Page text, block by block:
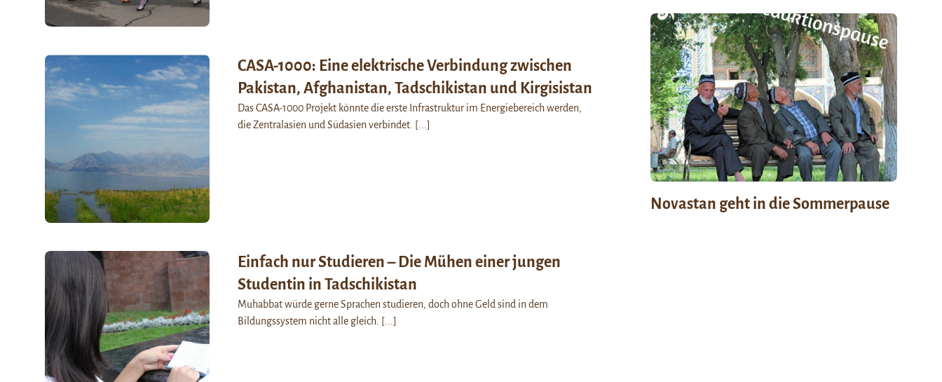
CASA-1000: Eine elektrische Verbindung zwischen
Pakistan, Afghanistan, Tadschikistan und Kirgisistan
Das CASA-1000 Projekt könnte die erste Infrastruktur im Energiebereich werden,
die Zentralasien und Südasien verbindet. [...]
Einfach nur Studieren – Die Mühen einer jungen
Studentin in Tadschikistan
Muhabbat würde gerne Sprachen studieren, doch ohne Geld sind in dem
Bildungssystem nicht alle gleich. [...]
Novastan geht in die Sommerpause